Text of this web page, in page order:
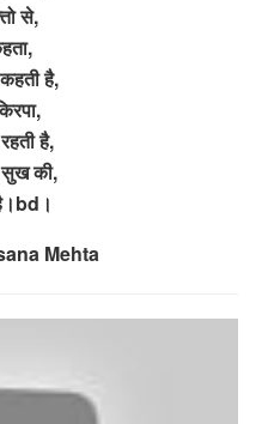
से,
है,
है,
की,
Mehta